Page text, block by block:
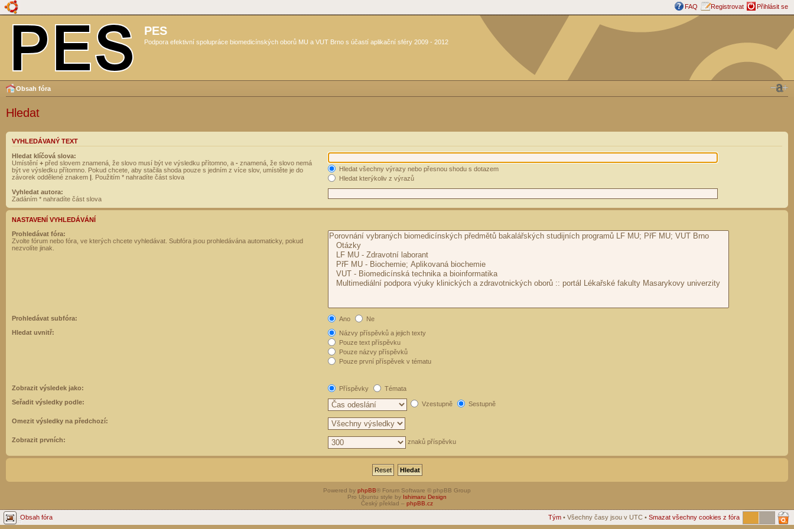
FAQ Registrovat Přihlásit se
PES
Podpora efektivní spolupráce biomedicínských oborů MU a VUT Brno s účastí aplikační sféry 2009 - 2012
Obsah fóra
Hledat
VYHLEDÁVANÝ TEXT
Hledat klíčová slova:
Umístění + před slovem znamená, že slovo musí být ve výsledku přítomno, a - znamená, že slovo nemá
být ve výsledku přítomno. Pokud chcete, aby stačila shoda pouze s jedním z více slov, umístěte je do
závorek oddělené znakem | . Použitím * nahradíte část slova
Hledat všechny výrazy nebo přesnou shodu s dotazem
Hledat kterýkoliv z výrazů
Vyhledat autora:
Zadáním * nahradíte část slova
NASTAVENÍ VYHLEDÁVÁNÍ
Prohledávat fóra:
Zvolte fórum nebo fóra, ve kterých chcete vyhledávat. Subfóra jsou prohledávána automaticky, pokud
nezvolíte jinak.
Prohledávat subfóra: Ano
Ne
Hledat uvnitř:
Názvy příspěvků a jejich texty
Pouze text příspěvku
Pouze názvy příspěvků
Pouze první příspěvek v tématu
Zobrazit výsledek jako: Příspěvky
Témata
Seřadit výsledky podle:
Vzestupně Sestupně
Omezit výsledky na předchozí:
Zobrazit prvních: znaků příspěvku
Powered by phpBB® Forum Software © phpBB Group
Pro Ubuntu style by Ishimaru Design
Český překlad – phpBB.cz
Obsah fóra Tým • Všechny časy jsou v UTC • Smazat všechny cookies z fóra